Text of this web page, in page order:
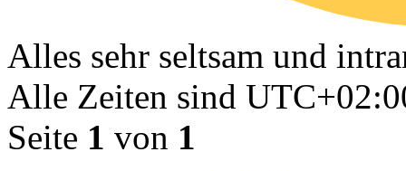
Alles sehr seltsam und
Alle Zeiten sind
Seite 1 von 1